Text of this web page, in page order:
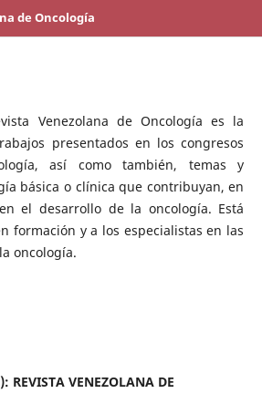
de Oncología
Venezolana de Oncología es la
presentados en los congresos
así como también, temas y
básica o clínica que contribuyan, en
el desarrollo de la oncología. Está
formación y a los especialistas en las
oncología.
VENEZOLANA DE